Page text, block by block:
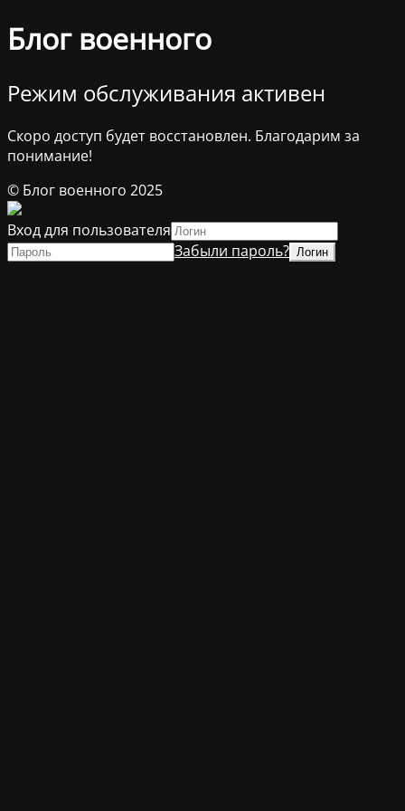
Блог военного
Режим обслуживания активен
Скоро доступ будет восстановлен. Благодарим за
понимание!
© Блог военного 2025
Вход для пользователя
Забыли пароль?